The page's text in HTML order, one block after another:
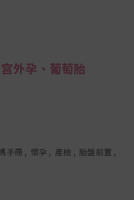
外孕、葡萄胎
手冊 , 懷孕 , 產檢 , 胎盤前置 ,